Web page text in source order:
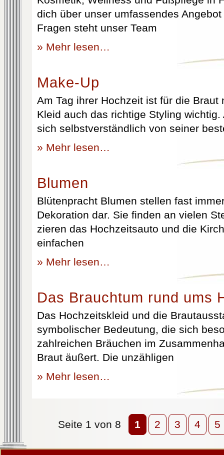
dich über unser umfassendes
Fragen steht unser Team
» Mehr lesen…
Make-Up
Am Tag ihrer Hochzeit ist für die Braut
Kleid auch das richtige Styling
sich selbstverständlich von seiner
» Mehr lesen…
Blumen
Blütenpracht Blumen stellen fast
Dekoration dar. Sie finden an vielen
zieren das Hochzeitsauto und die
einfachen
» Mehr lesen…
Das Brauchtum rund ums
Das Hochzeitskleid und die
symbolischer Bedeutung, die sich
zahlreichen Bräuchen im
Braut äußert. Die unzähligen
» Mehr lesen…
Seite 1 von 8 1 2 3 4 5